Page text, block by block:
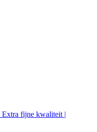
Extra fijne kwaliteit |